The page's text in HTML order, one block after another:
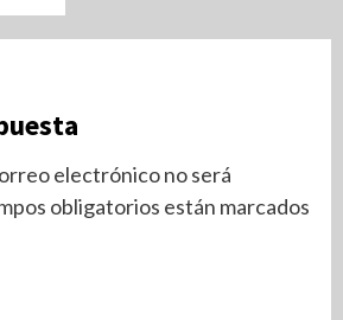
electrónico no será
obligatorios están marcados